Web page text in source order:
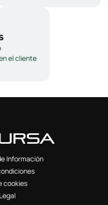
el cliente
Información
cookies